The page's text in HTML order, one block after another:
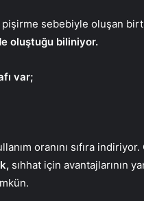
pişirme sebebiyle oluşan
oluştuğu biliniyor.
var;
oranını sıfıra
sıhhat için avantajlarının